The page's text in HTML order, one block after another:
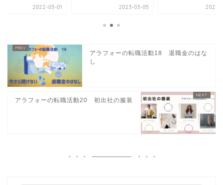
2022-03-01 2023-03-05 2022-
アラフォーの転職活動18 退職金のはな
し
アラフォーの転職活動20 初出社の服装